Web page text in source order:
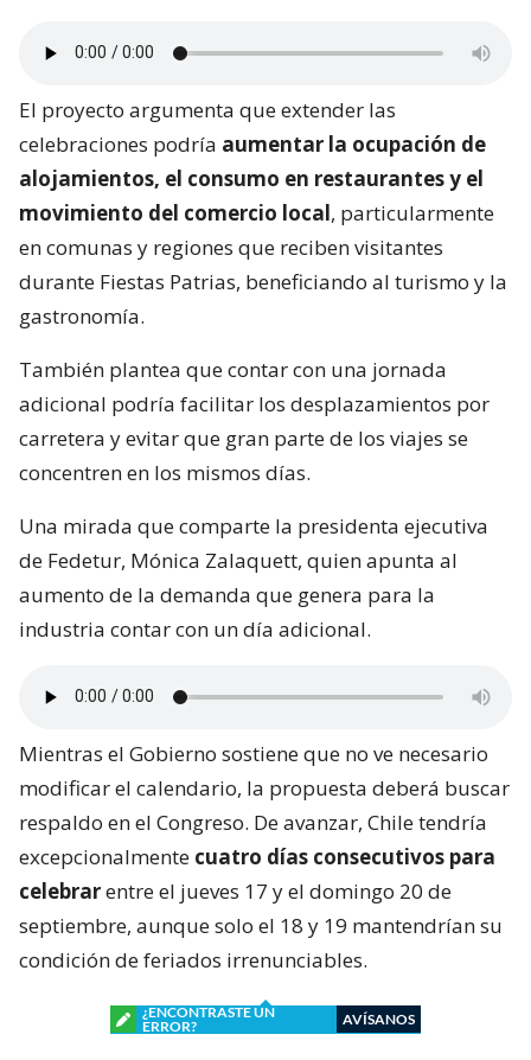
El proyecto argumenta que extender las
celebraciones podría aumentar la ocupación de
alojamientos, el consumo en restaurantes y el
movimiento del comercio local, particularmente
en comunas y regiones que reciben visitantes
durante Fiestas Patrias, beneficiando al turismo y la
gastronomía.
También plantea que contar con una jornada
adicional podría facilitar los desplazamientos por
carretera y evitar que gran parte de los viajes se
concentren en los mismos días.
Una mirada que comparte la presidenta ejecutiva
de Fedetur, Mónica Zalaquett, quien apunta al
aumento de la demanda que genera para la
industria contar con un día adicional.
Mientras el Gobierno sostiene que no ve necesario
modificar el calendario, la propuesta deberá buscar
respaldo en el Congreso. De avanzar, Chile tendría
excepcionalmente cuatro días consecutivos para
celebrarentre el jueves 17 y el domingo 20 de
septiembre, aunque solo el 18 y 19 mantendrían su
condición de feriados irrenunciables.
¿ENCONTRASTE UN
ERROR?
AVÍSANOS